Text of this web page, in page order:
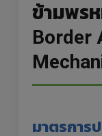
ข้ามพร
Border
มาตรการ